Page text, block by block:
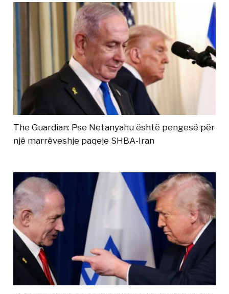
The Guardian: Pse Netanyahu është pengesë për
një marrëveshje paqeje SHBA-Iran